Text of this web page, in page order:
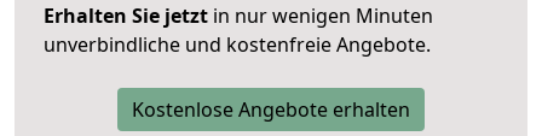
Erhalten Sie jetzt in nur wenigen Minuten
unverbindliche und kostenfreie Angebote.
Kostenlose Angebote erhalten